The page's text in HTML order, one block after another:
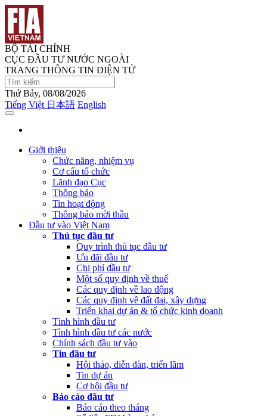
BỘ TÀI CHÍNH
CỤC ĐẦU TƯ NƯỚC NGOÀI
TRANG THÔNG TIN ĐIỆN TỬ
Thứ Bảy, 08/08/2026
Tiếng Việt 日本語 English
Giới thiệu
Chức năng, nhiệm vụ
Cơ cấu tổ chức
Lãnh đạo Cục
Thông báo
Tin hoạt động
Thông báo mời thầu
Đầu tư vào Việt Nam
Thủ tục đầu tư
Quy trình thủ tục đầu tư
Ưu đãi đầu tư
Chi phí đầu tư
Một số quy định về thuế
Các quy định về lao động
Các quy định về đất đai, xây dựng
Triển khai dự án & tổ chức kinh doanh
Tình hình đầu tư
Tình hình đầu tư các nước
Chính sách đầu tư vào
Tin đầu tư
Hội thảo, diễn đàn, triển lãm
Tin dự án
Cơ hội đầu tư
Báo cáo đầu tư
Báo cáo theo tháng